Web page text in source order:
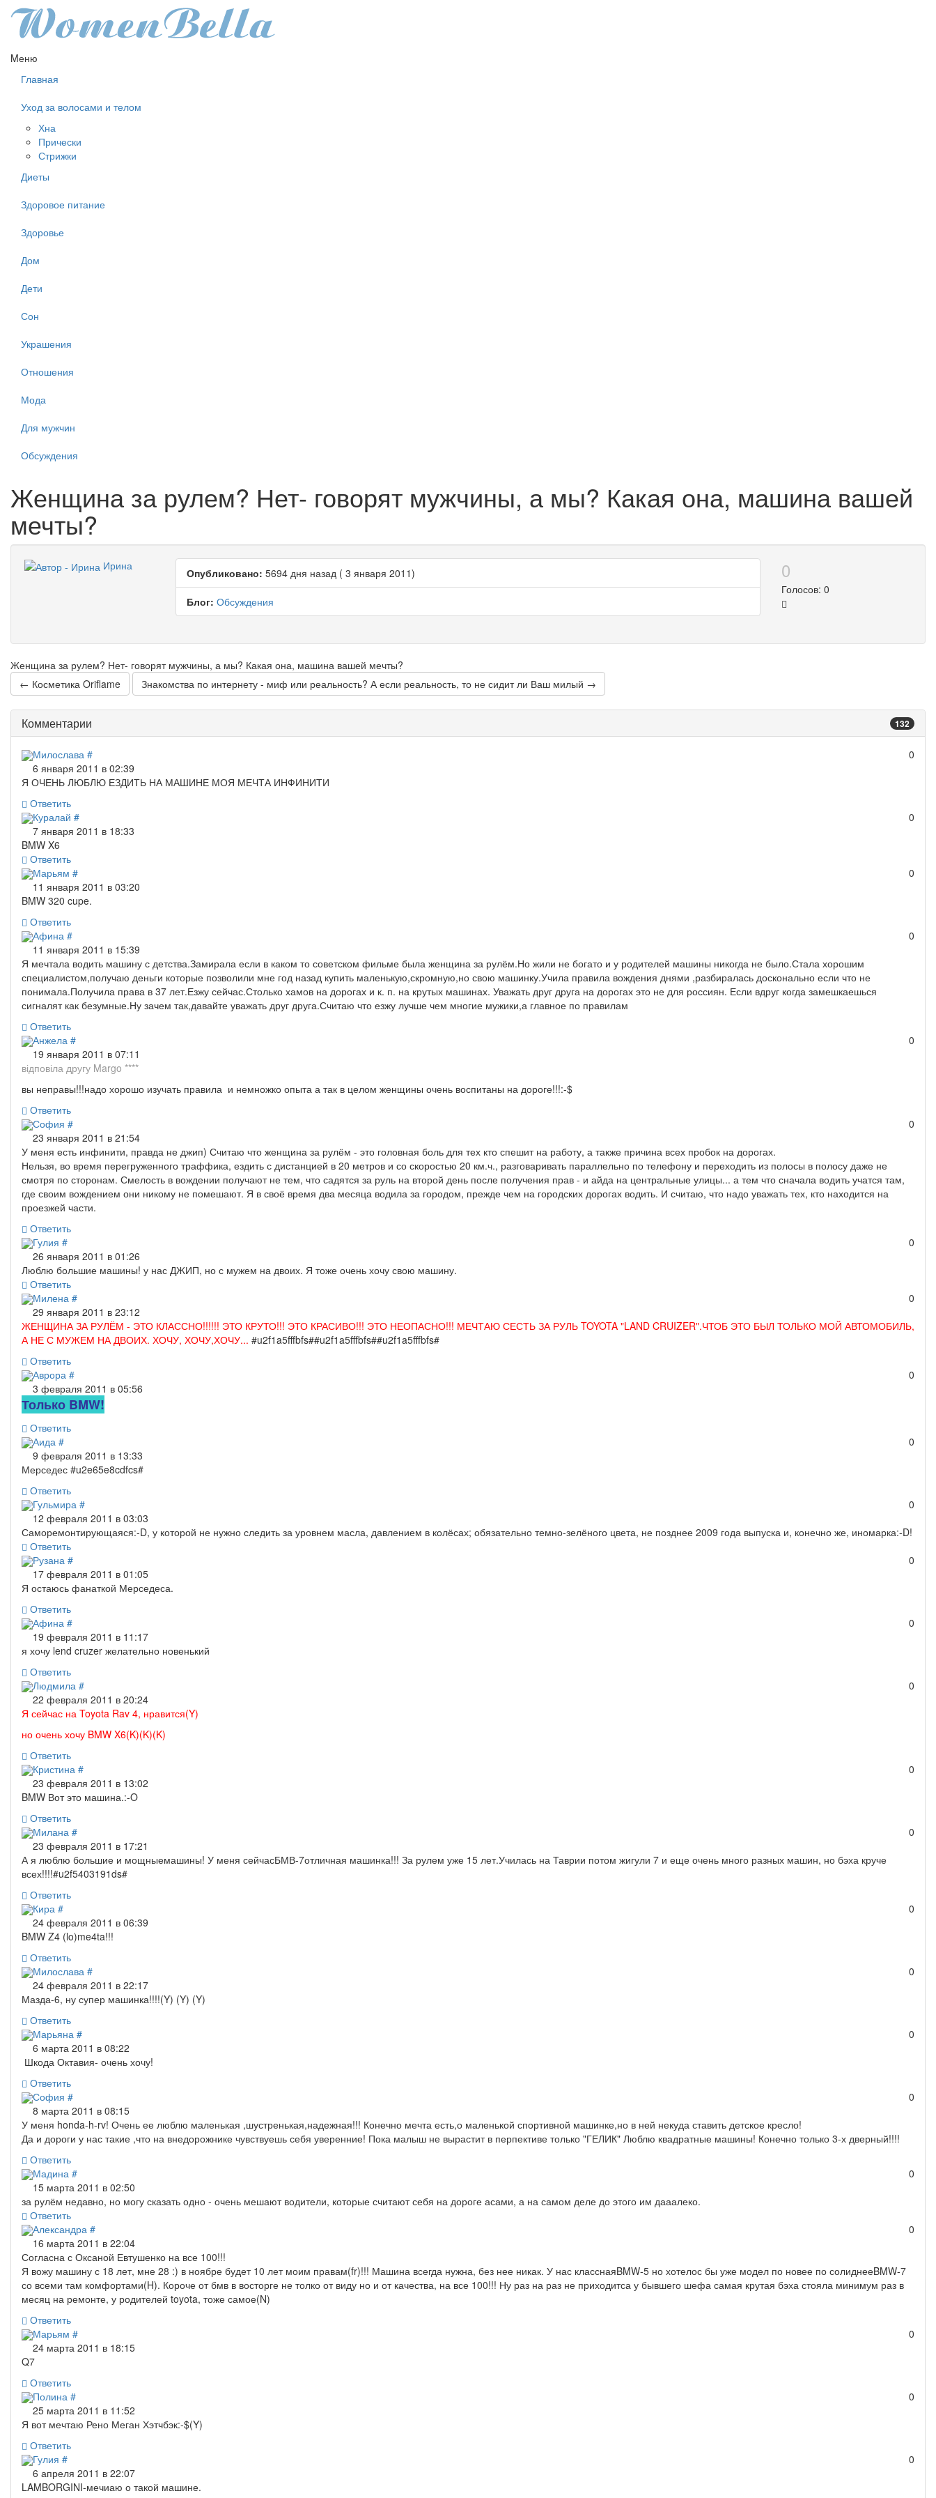
Mеню
Главная
Уход за волосами и телом
Хна
Прически
Стрижки
Диеты
Здоровое питание
Здоровье
Дом
Дети
Сон
Украшения
Отношения
Мода
Для мужчин
Обсуждения
Женщина за рулем? Нет- говорят мужчины, а мы? Какая она, машина вашей
мечты?
Ирина
Опубликовано: 5694 дня назад ( 3 января 2011)
Блог: Обсуждения
0
Голосов: 0
Женщина за рулем? Нет- говорят мужчины, а мы? Какая она, машина вашей мечты?
← Косметика Oriflame
Знакомства по интернету - миф или реальность? А если реальность, то не сидит ли Ваш милый →
Комментарии 132
0
Милослава #
6 января 2011 в 02:39
Я ОЧЕНЬ ЛЮБЛЮ ЕЗДИТЬ НА МАШИНЕ МОЯ МЕЧТА ИНФИНИТИ
Ответить
0
Куралай #
7 января 2011 в 18:33
BMW X6
Ответить
0
Марьям #
11 января 2011 в 03:20
BMW 320 cupe.
Ответить
0
Афина #
11 января 2011 в 15:39
Я мечтала водить машину с детства.Замирала если в каком то советском фильме была женщина за рулём.Но жили не богато и у родителей машины никогда не было.Стала хорошим
специалистом,получаю деньги которые позволили мне год назад купить маленькую,скромную,но свою машинку.Учила правила вождения днями ,разбиралась досконально если что не
понимала.Получила права в 37 лет.Езжу сейчас.Столько хамов на дорогах и к. п. на крутых машинах. Уважать друг друга на дорогах это не для россиян. Если вдруг когда замешкаешься
сигналят как безумные.Ну зачем так,давайте уважать друг друга.Считаю что езжу лучше чем многие мужики,а главное по правилам
Ответить
0
Анжела #
19 января 2011 в 07:11
відповіла другу Margo ****
вы неправы!!!надо хорошо изучать правила и немножко опыта а так в целом женщины очень воспитаны на дороге!!!:-$
Ответить
0
София #
23 января 2011 в 21:54
У меня есть инфинити, правда не джип) Считаю что женщина за рулём - это головная боль для тех кто спешит на работу, а также причина всех пробок на дорогах.
Нельзя, во время перегруженного траффика, ездить с дистанцией в 20 метров и со скоростью 20 км.ч., разговаривать параллельно по телефону и переходить из полосы в полосу даже не
смотря по сторонам. Смелость в вождении получают не тем, что садятся за руль на второй день после получения прав - и айда на центральные улицы... а тем что сначала водить учатся там,
где своим вождением они никому не помешают. Я в своё время два месяца водила за городом, прежде чем на городских дорогах водить. И считаю, что надо уважать тех, кто находится на
проезжей части.
Ответить
0
Гулия #
26 января 2011 в 01:26
Люблю большие машины! у нас ДЖИП, но с мужем на двоих. Я тоже очень хочу свою машину.
Ответить
0
Милена #
29 января 2011 в 23:12
ЖЕНЩИНА ЗА РУЛЁМ - ЭТО КЛАССНО!!!!!! ЭТО КРУТО!!! ЭТО КРАСИВО!!! ЭТО НЕОПАСНО!!! МЕЧТАЮ СЕСТЬ ЗА РУЛЬ TOYOTA "LAND CRUIZER".ЧТОБ ЭТО БЫЛ ТОЛЬКО МОЙ АВТОМОБИЛЬ,
А НЕ С МУЖЕМ НА ДВОИХ. ХОЧУ, ХОЧУ,ХОЧУ... #u2f1a5fffbfs##u2f1a5fffbfs##u2f1a5fffbfs#
Ответить
0
Аврора #
3 февраля 2011 в 05:56
Только BMW!
Ответить
0
Аида #
9 февраля 2011 в 13:33
Мерседес #u2e65e8cdfcs#
Ответить
0
Гульмира #
12 февраля 2011 в 03:03
Саморемонтирующаяся:-D, у которой не нужно следить за уровнем масла, давлением в колёсах; обязательно темно-зелёного цвета, не позднее 2009 года выпуска и, конечно же, иномарка:-D!
Ответить
0
Рузана #
17 февраля 2011 в 01:05
Я остаюсь фанаткой Мерседеса.
Ответить
0
Афина #
19 февраля 2011 в 11:17
я хочу lend cruzer желательно новенький
Ответить
0
Людмила #
22 февраля 2011 в 20:24
Я сейчас на Toyota Rav 4, нравится(Y)
но очень хочу BMW X6(K)(K)(K)
Ответить
0
Кристина #
23 февраля 2011 в 13:02
BMW Вот это машина.:-O
Ответить
0
Милана #
23 февраля 2011 в 17:21
А я люблю большие и мощныемашины! У меня сейчасБМВ-7отличная машинка!!! За рулем уже 15 лет.Училась на Таврии потом жигули 7 и еще очень много разных машин, но бэха круче
всех!!!!#u2f5403191ds#
Ответить
0
Кира #
24 февраля 2011 в 06:39
BMW Z4 (lo)me4ta!!!
Ответить
0
Милослава #
24 февраля 2011 в 22:17
Мазда-6, ну супер машинка!!!!(Y) (Y) (Y)
Ответить
0
Марьяна #
6 марта 2011 в 08:22
Шкода Октавия- очень хочу!
Ответить
0
София #
8 марта 2011 в 08:15
У меня honda-h-rv! Очень ее люблю маленькая ,шустренькая,надежная!!! Конечно мечта есть,о маленькой спортивной машинке,но в ней некуда ставить детское кресло!
Да и дороги у нас такие ,что на внедорожнике чувствуешь себя уверенние! Пока малыш не вырастит в перпективе только "ГЕЛИК" Люблю квадратные машины! Конечно только 3-х дверный!!!!
Ответить
0
Мадина #
15 марта 2011 в 02:50
за рулём недавно, но могу сказать одно - очень мешают водители, которые считают себя на дороге асами, а на самом деле до этого им дааалеко.
Ответить
0
Александра #
16 марта 2011 в 22:04
Согласна с Оксаной Евтушенко на все 100!!!
Я вожу машину с 18 лет, мне 28 :) в ноябре будет 10 лет моим правам(fr)!!! Машина всегда нужна, без нее никак. У нас класснаяBMW-5 но хотелос бы уже модел по новее по солиднееBMW-7
со всеми там комфортами(H). Короче от бмв в восторге не толко от виду но и от качества, на все 100!!! Ну раз на раз не приходитса у бывшего шефа самая крутая бэха стояла минимум раз в
месяц на ремонте, у родителей toyota, тоже самое(N)
Ответить
0
Марьям #
24 марта 2011 в 18:15
Q7
Ответить
0
Полина #
25 марта 2011 в 11:52
Я вот мечтаю Рено Меган Хэтчбэк:-$(Y)
Ответить
0
Гулия #
6 апреля 2011 в 22:07
LAMBORGINI-мечиаю о такой машине.